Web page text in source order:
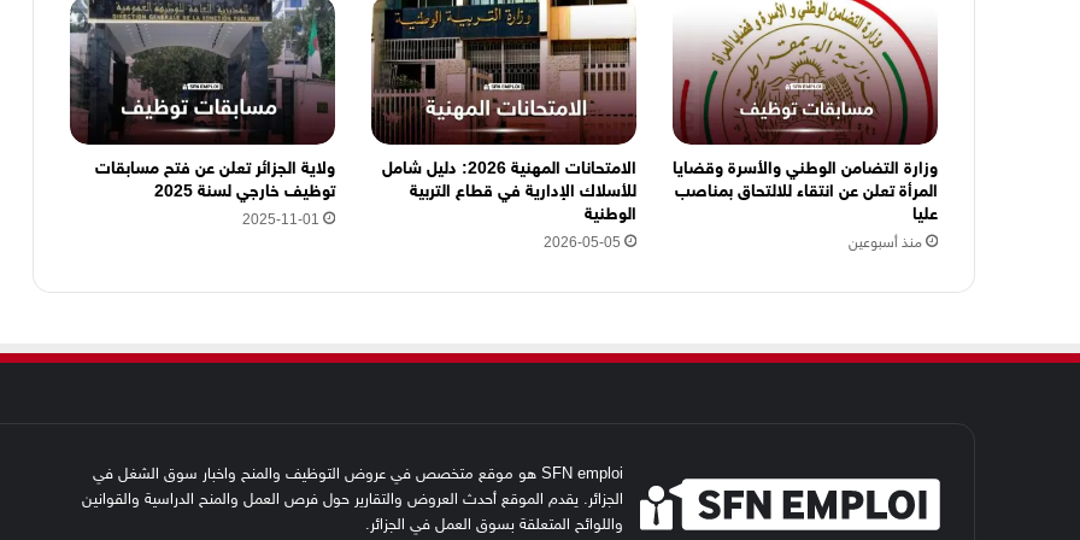
ن
ي
ه
ن
وزارة التضامن الوطني والأسرة وقضايا
المرأة تعلن عن انتقاء للالتحاق بمناصب
عليا
منذ أسبوعين
الامتحانات المهنية 2026: دليل شامل
للأسلاك الإدارية في قطاع التربية
الوطنية
2026-05-05
ولاية الجزائر تعلن عن فتح مسابقات
توظيف خارجي لسنة 2025
2025-11-01
SFN emploi هو موقع متخصص في عروض التوظيف والمنح واخبار سوق الشغل في
الجزائر. يقدم الموقع أحدث العروض والتقارير حول فرص العمل والمنح الدراسية والقوانين
واللوائح المتعلقة بسوق العمل في الجزائر.